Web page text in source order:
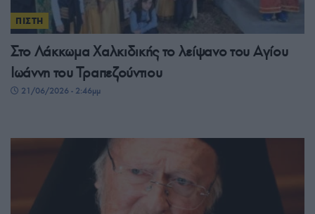
ΠΙΣΤΗ
Στο Λάκκωμα Χαλκιδικής το λείψανο του Αγίου
Ιωάννη του Τραπεζούντιου
21/06/2026 - 2:46μμ